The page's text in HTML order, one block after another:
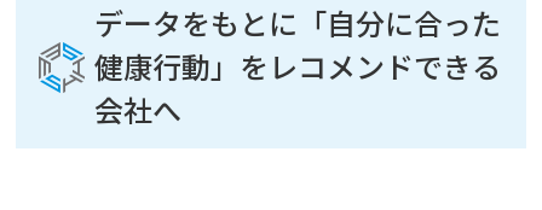
データをもとに「自分に合った
健康行動」をレコメンドできる
会社へ